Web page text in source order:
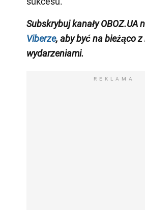
Subskrybuj kanały OBOZ.UA
Viberze, aby być na bieżąco z
wydarzeniami.
REKLAMA